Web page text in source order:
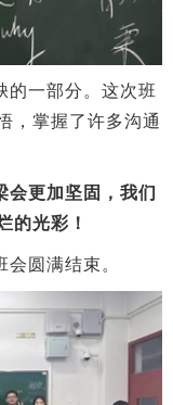
的一部分。这次班
，掌握了许多沟通
会更加坚固，我们
的光彩！
圆满结束。